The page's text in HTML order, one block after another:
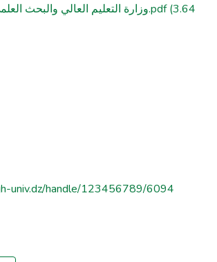
وزارة التعليم العالي والبحث العلمي_قائمة لبمصادر1.pdf(3.64
univ.dz/handle/123456789/6094